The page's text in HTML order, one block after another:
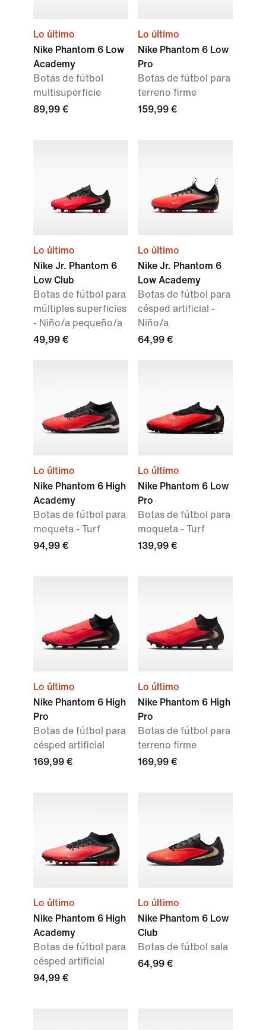
Lo último
Nike Phantom 6 Low
Academy
Botas de fútbol
multisuperficie
89,99 €
Lo último
Nike Phantom 6 Low
Pro
Botas de fútbol para
terreno firme
159,99 €
Lo último
Nike Jr. Phantom 6
Low Club
Botas de fútbol para
múltiples superficies
- Niño/a pequeño/a
49,99 €
Lo último
Nike Jr. Phantom 6
Low Academy
Botas de fútbol para
césped artificial -
Niño/a
64,99 €
Lo último
Nike Phantom 6 High
Academy
Botas de fútbol para
moqueta - Turf
94,99 €
Lo último
Nike Phantom 6 Low
Pro
Botas de fútbol para
moqueta - Turf
139,99 €
Lo último
Nike Phantom 6 High
Pro
Botas de fútbol para
césped artificial
169,99 €
Lo último
Nike Phantom 6 High
Pro
Botas de fútbol para
terreno firme
169,99 €
Lo último
Nike Phantom 6 High
Academy
Botas de fútbol para
césped artificial
94,99 €
Lo último
Nike Phantom 6 Low
Club
Botas de fútbol sala
64,99 €